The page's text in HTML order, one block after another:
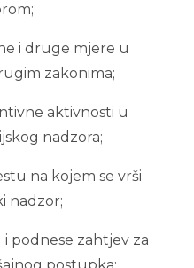
i druge mjere u
zakonima;
aktivnosti u
nadzora;
na kojem se vrši
nadzor;
i podnese zahtjev za